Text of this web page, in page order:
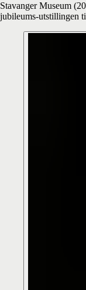
Stavanger Museum
jubileums-utstillingen